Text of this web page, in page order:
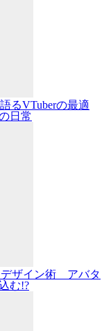
るVTuberの最適
日常
デザイン術 アバタ
む!?